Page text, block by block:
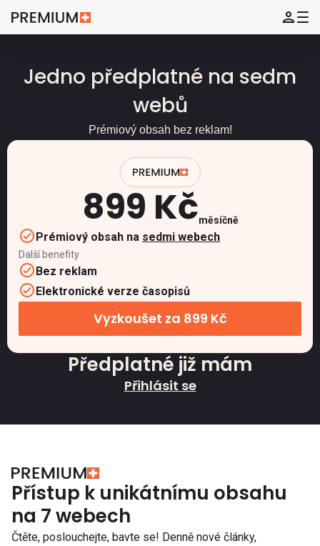
Jedno předplatné na sedm
webů
Prémiový obsah bez reklam!
899 Kčměsíčně
Prémiový obsah na sedmi webech
Další benefity
Bez reklam
Elektronické verze časopisů
Vyzkoušet za 899 Kč
Předplatné již mám
Přihlásit se
Přístup k unikátnímu obsahu
na 7 webech
Čtěte, poslouchejte, bavte se! Denně nové články,